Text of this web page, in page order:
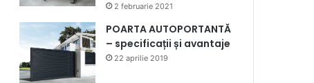
2 februarie 2021
POARTA AUTOPORTANTĂ
– specificații și avantaje
22 aprilie 2019